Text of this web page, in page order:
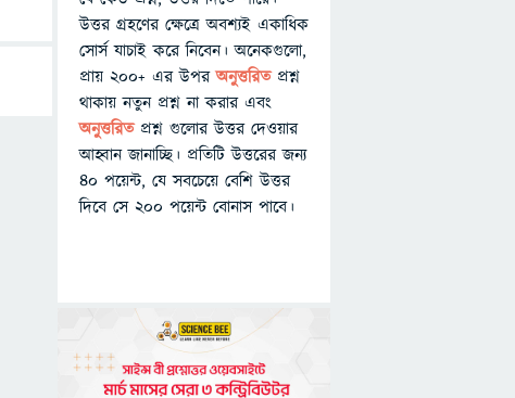
উত্তর গ্রহণের ক্ষেত্রে অবশ্যই একাধিক
সোর্স যাচাই করে নিবেন। অনেকগুলো,
প্রায় ২০০+ এর উপরঅনুত্তরিতপ্রশ্ন
থাকায় নতুন প্রশ্ন না করার এবং
অনুত্তরিত প্রশ্ন গুলোর উত্তর দেওয়ার
আহ্বান জানাচ্ছি। প্রতিটি উত্তরের জন্য
৪০ পয়েন্ট, যে সবচেয়ে বেশি উত্তর
দিবে সে ২০০ পয়েন্ট বোনাস পাবে।